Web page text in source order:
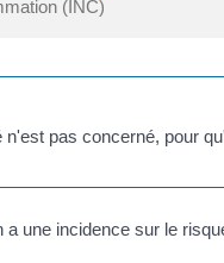
(INC)
pas concerné, pour
une incidence sur le